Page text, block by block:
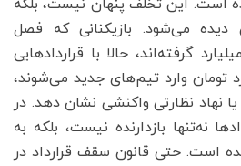
این تخلف پنهان نیست، بلکه
دیده می‌شود. بازیکنانی که فصل
حدود ۳۰ تا ۴۰ میلیارد گرفته‌اند، حالا با قراردادهایی
حتی ۱۰۰ میلیارد تومان وارد تیم‌های جدید می‌شوند،
نهاد نظارتی واکنشی نشان دهد. در
نه‌تنها بازدارنده نیست، بلکه به
است. حتی قانون سقف قرارداد در